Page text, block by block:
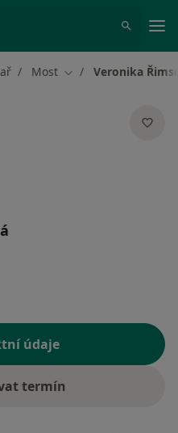
Most Změna města
Veronika
údaje
termín